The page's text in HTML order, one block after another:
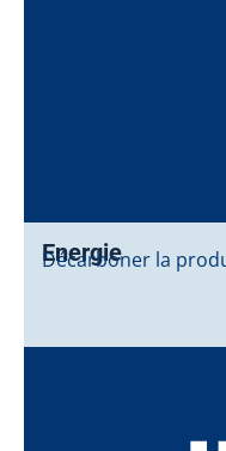
Energie
Décarboner la